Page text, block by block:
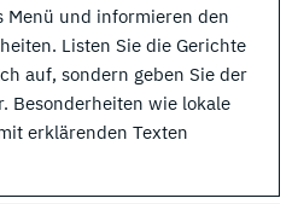
Menü und informieren den
Listen Sie die Gerichte
auf, sondern geben Sie der
Besonderheiten wie lokale
erklärenden Texten